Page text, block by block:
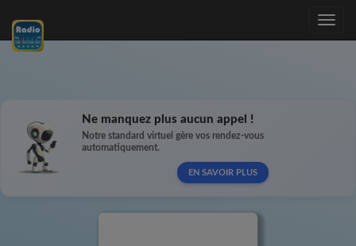
Toggle
Ne manquez plus aucun appel !
Notre standard virtuel gère vos rendez-vous
automatiquement.
EN SAVOIR PLUS